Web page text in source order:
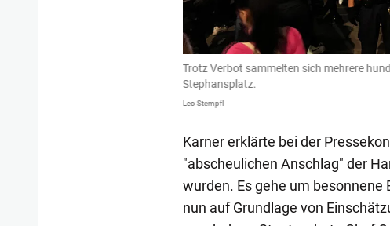
Trotz Verbot sammelten sich mehrere
Stephansplatz.
Leo Stempfl
Karner erklärte bei der
"abscheulichen Anschlag" der
wurden. Es gehe um besonnene
nun auf Grundlage von